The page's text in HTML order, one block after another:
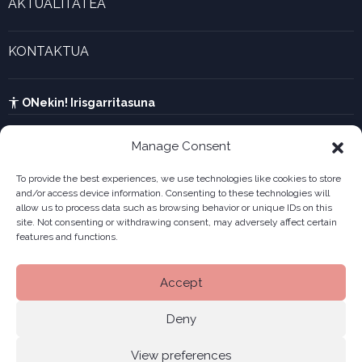
Manage Consent
To provide the best experiences, we use technologies like cookies to store
and/or access device information. Consenting to these technologies will
allow us to process data such as browsing behavior or unique IDs on this
site. Not consenting or withdrawing consent, may adversely affect certain
features and functions.
Accept
Deny
View preferences
UTA kalkulagailua
AKTUALITATEA
KONTAKTUA
ONekin! Irisgarritasuna